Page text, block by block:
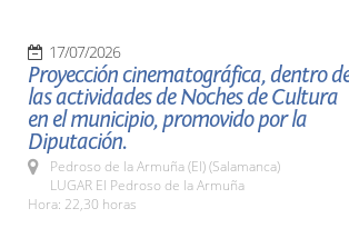
17/07/2026
Proyección cinematográfica, dentro
las actividades de Noches de Cultura
en el municipio, promovido por la
Diputación.
Pedroso de la Armuña (El) (Salamanca)
LUGAR El Pedroso de la Armuña
Hora: 22,30 horas